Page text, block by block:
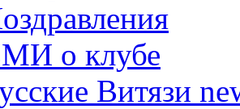
о клубе
Витязи